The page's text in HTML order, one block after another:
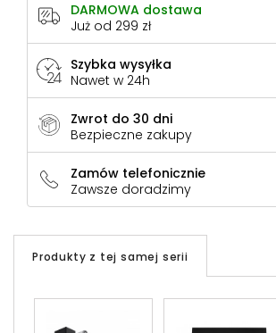
DARMOWA dostawa
Już od 299 zł
Szybka wysyłka
Nawet w 24h
Zwrot do 30 dni
Bezpieczne zakupy
Zamów telefonicznie
Zawsze doradzimy
Produkty z tej samej serii